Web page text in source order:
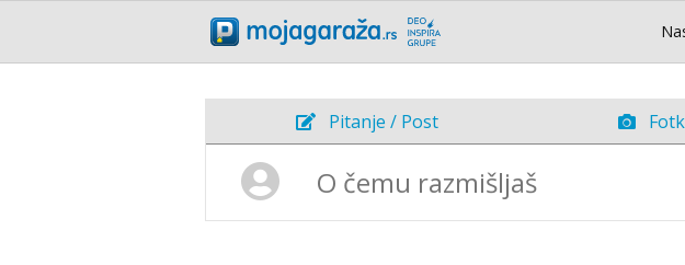
Pitanje / Post